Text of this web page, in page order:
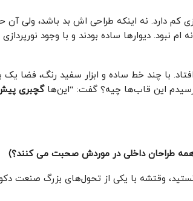
کم دارد. نه اینکه طراحی‌ اش بد باشد،
نبود. دیوارها ساده بودند و با وجود
با چند خط ساده و ابزار سفید رنگ، فضا یک
این قاب‌ها چیه؟ گفت: “این‌هاگچبری
طراحان داخلی در موردش صحبت می ‌کنند؟)
وقتشه با یکی از تحول‌های بزرگ صنعت